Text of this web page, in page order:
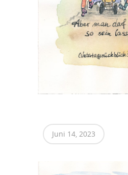
Juni 14, 2023